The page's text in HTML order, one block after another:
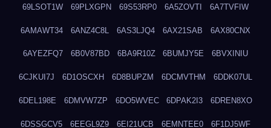
69LSOT1W 69PLXGPN 69S53RP0 6A5ZOVTI 6A7TVFIW
6AMAWT34 6ANZ4C8L 6AS3LJQ4 6AX21SAB 6AX80CNX
6AYEZFQ7 6B0V87BD 6BA9R10Z 6BUMJY5E 6BVXINIU
6CJKUI7J 6D1OSCXH 6D8BUPZM 6DCMVTHM 6DDK07UL
6DEL198E 6DMVW7ZP 6DO5WVEC 6DPAK2I3 6DREN8XO
6DSSGCV5 6EEGL9Z9 6EI21UCB 6EMNTEE0 6F1DJ5WF